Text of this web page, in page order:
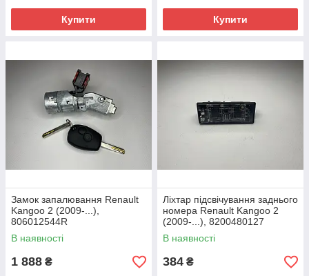
Купити Купити
Замок запалювання Renault
Kangoo 2 (2009-...),
806012544R
В наявності
1 888 ₴
Ліхтар підсвічування заднього
номера Renault Kangoo 2
(2009-...), 8200480127
В наявності
384 ₴